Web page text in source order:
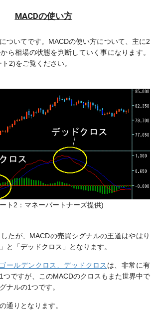
MACDの使い方
ついてです。MACDの使い方について、主に2
ら相場の状態を判断していく事になります。
2)をご覧ください。
ト2：マネーパートナーズ提供)
したが、MACDの売買シグナルの王道はやはり
と「デッドクロス」となります。
ールデンクロス、デッドクロス は、非常に有
つですが、このMACDのクロスもまた世界中で
ナルの1つです。
通りとなります。